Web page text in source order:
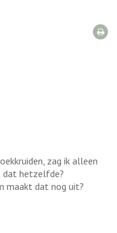
zag ik alleen
dat hetzelfde?
maakt dat nog uit?